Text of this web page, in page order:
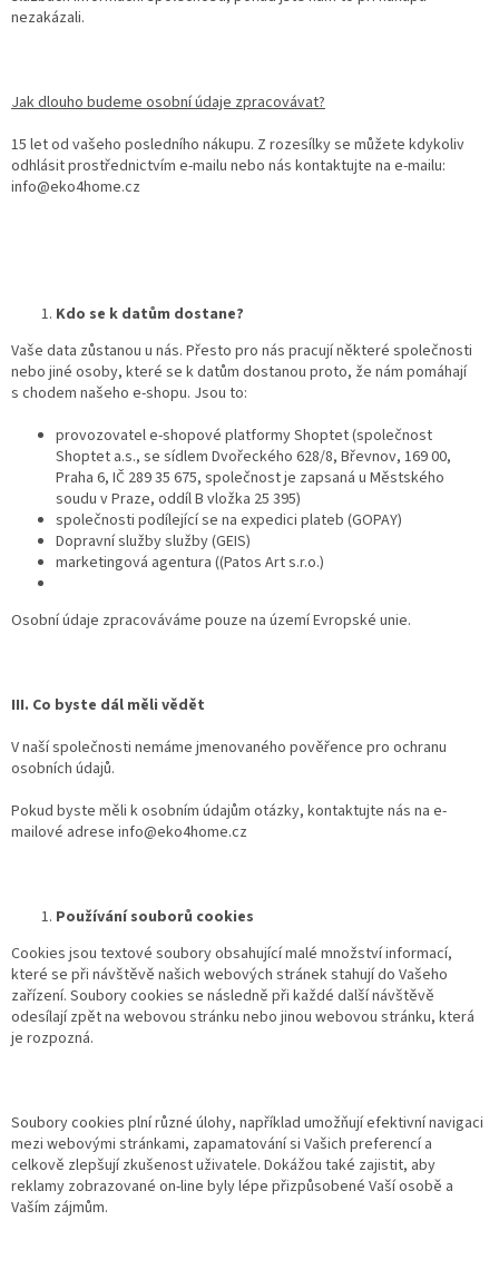
nezakázali.
Jak dlouho budeme osobní údaje zpracovávat?
15 let od vašeho posledního nákupu. Z rozesílky se můžete kdykoliv
odhlásit prostřednictvím e-mailu nebo nás kontaktujte na e-mailu:
info@eko4home.cz
Kdo se k datům dostane?
Vaše data zůstanou u nás. Přesto pro nás pracují některé společnosti
nebo jiné osoby, které se k datům dostanou proto, že nám pomáhají
s chodem našeho e-shopu. Jsou to:
provozovatel e-shopové platformy Shoptet (společnost
Shoptet a.s., se sídlem Dvořeckého 628/8, Břevnov, 169 00,
Praha 6, IČ 289 35 675, společnost je zapsaná u Městského
soudu v Praze, oddíl B vložka 25 395)
společnosti podílející se na expedici plateb (GOPAY)
Dopravní služby služby (GEIS)
marketingová agentura ((Patos Art s.r.o.)
Osobní údaje zpracováváme pouze na území Evropské unie.
III. Co byste dál měli vědět
V naší společnosti nemáme jmenovaného pověřence pro ochranu
osobních údajů.
Pokud byste měli k osobním údajům otázky, kontaktujte nás na e-
mailové adrese info@eko4home.cz
Používání souborů cookies
Cookies jsou textové soubory obsahující malé množství informací,
které se při návštěvě našich webových stránek stahují do Vašeho
zařízení. Soubory cookies se následně při každé další návštěvě
odesílají zpět na webovou stránku nebo jinou webovou stránku, která
je rozpozná.
Soubory cookies plní různé úlohy, například umožňují efektivní navigaci
mezi webovými stránkami, zapamatování si Vašich preferencí a
celkově zlepšují zkušenost uživatele. Dokážou také zajistit, aby
reklamy zobrazované on-line byly lépe přizpůsobené Vaší osobě a
Vaším zájmům.